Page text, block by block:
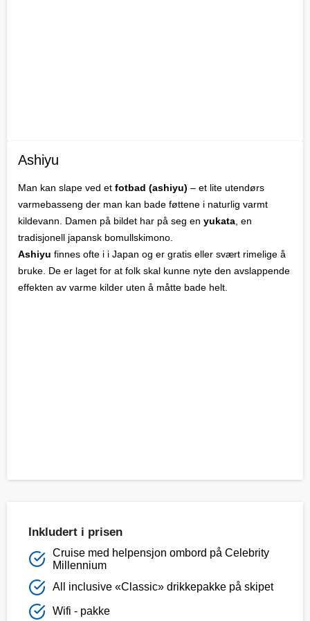
Ashiyu
Man kan slape ved et fotbad (ashiyu) – et lite utendørs
varmebasseng der man kan bade føttene i naturlig varmt
kildevann. Damen på bildet har på seg en yukata, en
tradisjonell japansk bomullskimono.
Ashiyu finnes ofte i i Japan og er gratis eller svært rimelige å
bruke. De er laget for at folk skal kunne nyte den avslappende
effekten av varme kilder uten å måtte bade helt.
Inkludert i prisen
Cruise med helpensjon ombord på Celebrity
Millennium
All inclusive «Classic» drikkepakke på skipet
Wifi - pakke